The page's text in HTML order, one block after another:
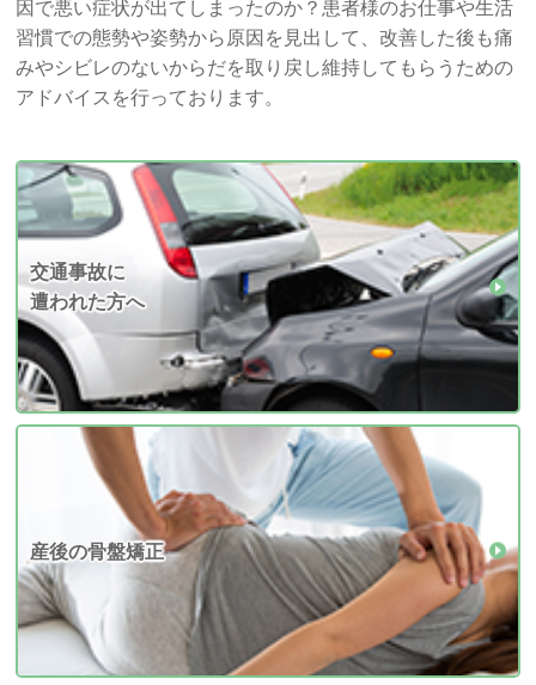
因で悪い症状が出てしまったのか？患者様のお仕事や生活
習慣での態勢や姿勢から原因を見出して、改善した後も痛
みやシビレのないからだを取り戻し維持してもらうための
アドバイスを行っております。
交通事故に
遭われた方へ
産後の骨盤矯正